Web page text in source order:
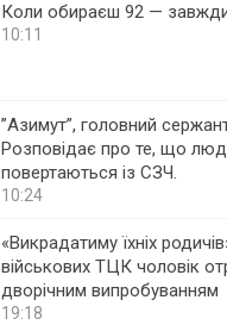
Коли обираєш 92 —
10:11
⁨”Азимут”, головний
Розповідає про те, що
повертаються із СЗЧ.
10:24
«Викрадатиму їхніх
військових ТЦК чоловік
дворічним випробуванням
19:18